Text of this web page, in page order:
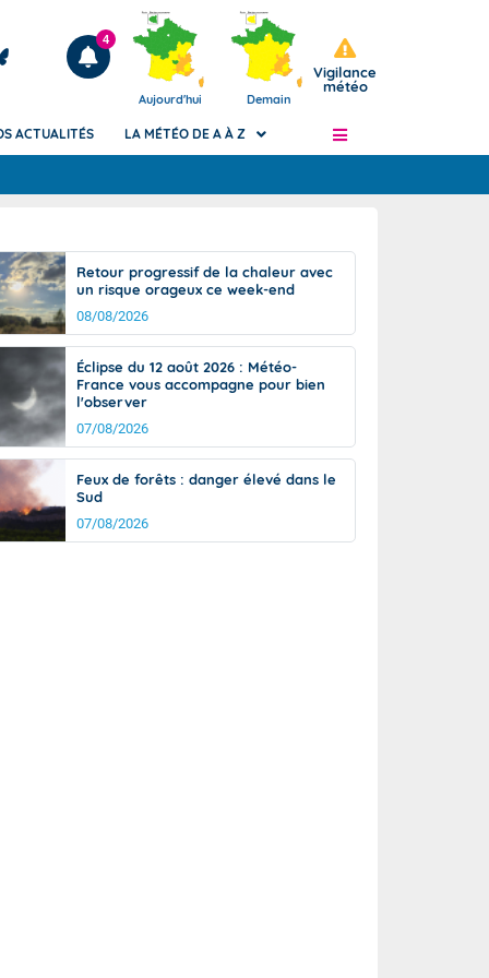
Articles
4
Aujourd'hui Demain
Vigilance
météo
de
Phénomènes dangereux de J+2 à J+7
Avertissement pluies intenses à l'échelle
des communes (Apic)
Bulletins Marine
Bulletins d'estimation du risque
d'avalanche
Météo des forêts
Vigicrues
ACTUALITÉS LA MÉTÉO DE A À Z
Retour progressif de la chaleur avec
un risque orageux ce week-end
08/08/2026
Éclipse du 12 août 2026 : Météo-
France vous accompagne pour bien
l'observer
07/08/2026
Feux de forêts : danger élevé dans le
Sud
07/08/2026